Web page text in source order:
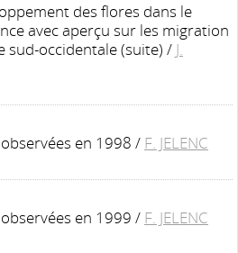
des flores dans le
avec aperçu sur les migration
sud-occidentale (suite) / J.
en 1998 / F. JELENC
en 1999 / F. JELENC